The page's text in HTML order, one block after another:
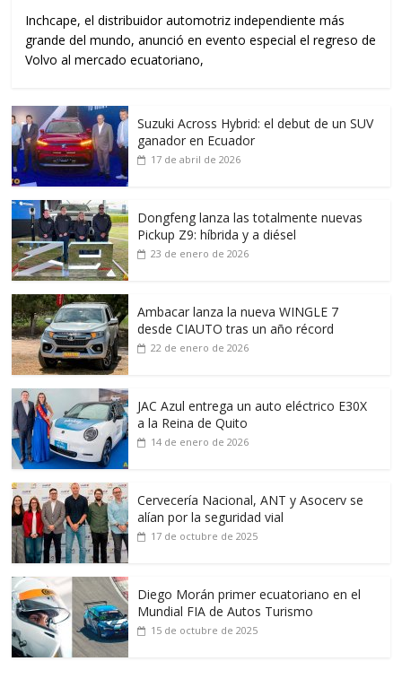
Inchcape, el distribuidor automotriz independiente más
grande del mundo, anunció en evento especial el regreso de
Volvo al mercado ecuatoriano,
Suzuki Across Hybrid: el debut de un SUV
ganador en Ecuador
17 de abril de 2026
Dongfeng lanza las totalmente nuevas
Pickup Z9: híbrida y a diésel
23 de enero de 2026
Ambacar lanza la nueva WINGLE 7
desde CIAUTO tras un año récord
22 de enero de 2026
JAC Azul entrega un auto eléctrico E30X
a la Reina de Quito
14 de enero de 2026
Cervecería Nacional, ANT y Asocerv se
alían por la seguridad vial
17 de octubre de 2025
Diego Morán primer ecuatoriano en el
Mundial FIA de Autos Turismo
15 de octubre de 2025